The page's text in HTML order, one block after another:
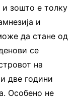
и зошто е толку
и
да стане од
се
на
две години
Особено не